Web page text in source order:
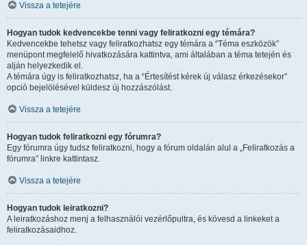
Vissza a tetejére
Hogyan tudok kedvencekbe tenni vagy feliratkozni egy témára?
Kedvencekbe tehetsz vagy feliratkozhatsz egy témára a “Téma eszközök”
menüpont megfelelő hivatkozására kattintva, ami általában a téma tetején és
alján helyezkedik el.
A témára úgy is feliratkozhatsz, ha a “Értesítést kérek új válasz érkezésekor”
opció bejelölésével küldesz új hozzászólást.
Vissza a tetejére
Hogyan tudok feliratkozni egy fórumra?
Egy fórumra úgy tudsz feliratkozni, hogy a fórum oldalán alul a „Feliratkozás a
fórumra” linkre kattintasz.
Vissza a tetejére
Hogyan tudok leiratkozni?
A leiratkozáshoz menj a felhasználói vezérlőpultra, és kövesd a linkeket a
feliratkozásaidhoz.